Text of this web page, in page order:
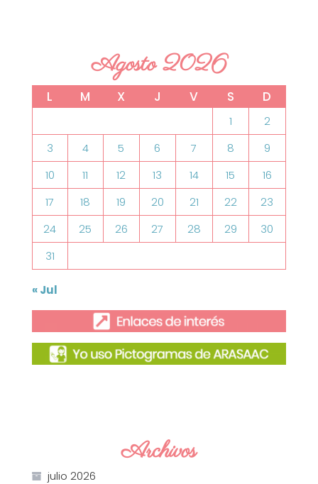
Agosto 2026
L M X J V S D
1
2
3
4 5 6 7 8
9
10
11 12 13 14 15
16
17
18 19 20 21 22
23
24
25 26 27 28 29
30
31
« Jul
Archivos
julio 2026